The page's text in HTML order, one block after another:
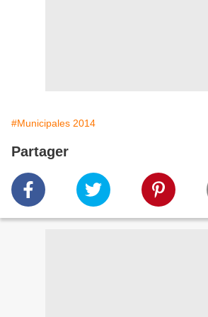
#Municipales 2014
Partager